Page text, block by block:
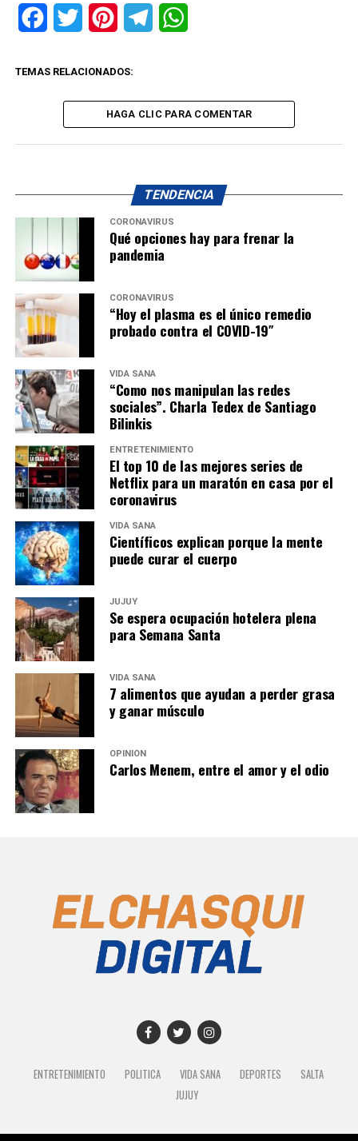
FacebookTwitter PinterestTelegram
TEMAS RELACIONADOS:
HAGA CLIC PARA COMENTAR
TENDENCIA
CORONAVIRUS
Qué opciones hay para frenar la
pandemia
CORONAVIRUS
“Hoy el plasma es el único remedio
probado contra el COVID-19″
VIDA SANA
“Como nos manipulan las redes
sociales”. Charla Tedex de Santiago
Bilinkis
ENTRETENIMIENTO
El top 10 de las mejores series de
Netflix para un maratón en casa por el
coronavirus
VIDA SANA
Científicos explican porque la mente
puede curar el cuerpo
JUJUY
Se espera ocupación hotelera plena
para Semana Santa
VIDA SANA
7 alimentos que ayudan a perder grasa
y ganar músculo
OPINIÓN
Carlos Menem, entre el amor y el odio
ENTRETENIMIENTO POLITICA VIDA SANA DEPORTES
SALTA
JUJUY